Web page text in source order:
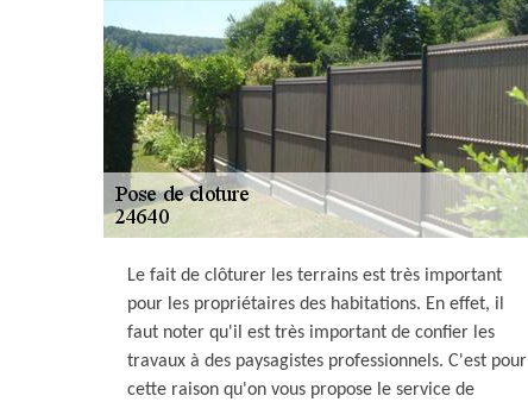
Le fait de clôturer les terrains est très important
pour les propriétaires des habitations. En effet, il
faut noter qu'il est très important de confier les
travaux à des paysagistes professionnels. C'est pour
cette raison qu'on vous propose le service de